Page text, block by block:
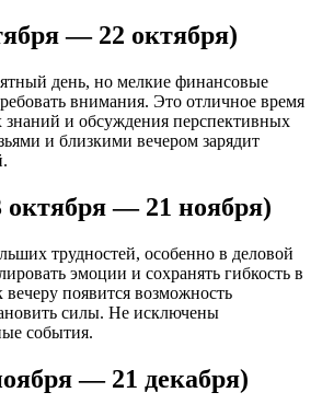
— 22 октября)
день, но мелкие финансовые
внимания. Это отличное время
знаний и обсуждения перспективных
и близкими вечером зарядит
октября — 21 ноября)
трудностей, особенно в деловой
эмоции и сохранять гибкость в
появится возможность
силы. Не исключены
события.
— 21 декабря)